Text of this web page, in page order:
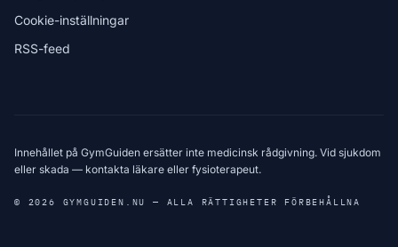
Cookie-inställningar
RSS-feed
Innehållet på GymGuiden ersätter inte medicinsk rådgivning. Vid sjukdom
eller skada — kontakta läkare eller fysioterapeut.
© 2026 GYMGUIDEN.NU — ALLA RÄTTIGHETER FÖRBEHÅLLNA